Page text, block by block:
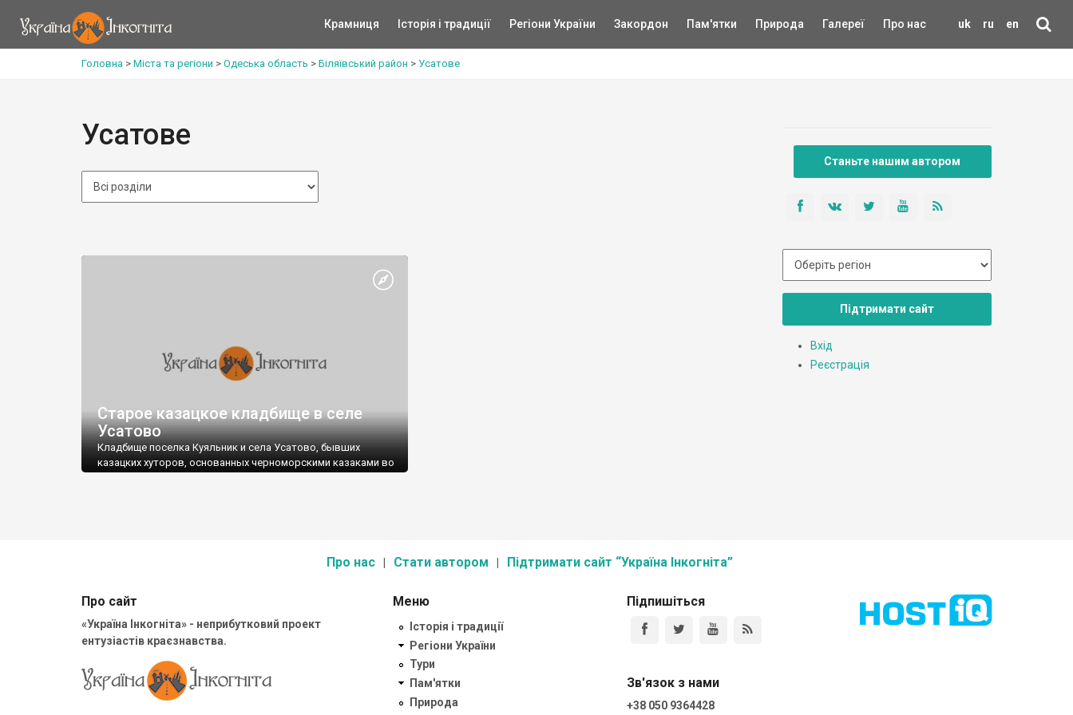
uk ru en
Крамниця Історія і традиції Регіони України Закордон Пам'ятки Природа Галереї Про нас
Головна > Міста та регіони > Одеська область > Біляївський район > Усатове
Усатове
Старое казацкое кладбище в селе
Усатово
Кладбище поселка Куяльник и села Усатово, бывших
казацких хуторов, основанных черноморскими казаками во
Кладбище находится на территории современного
кургана, возле которого установлена памятная табличка:
Некоторые могилы находятся на склонах кургана.
Станьте нашим автором
Підтримати сайт
Вхід
Реєстрація
Про нас Стати автором Підтримати сайт “Україна Інкогніта”
Про сайт
«Україна Інкогніта» - неприбутковий проект
ентузіастів краєзнавства.
Меню
Історія і традиції
Регіони України
Тури
Пам'ятки
Природа
Підпишіться
Зв'язок з нами
+38 050 9364428